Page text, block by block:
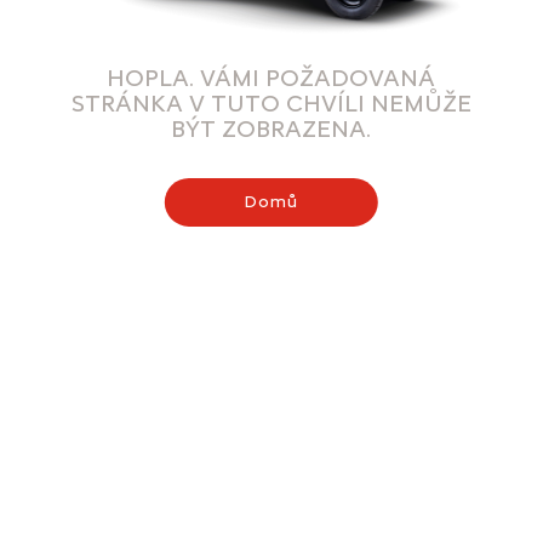
HOPLA. VÁMI POŽADOVANÁ
STRÁNKA V TUTO CHVÍLI NEMŮŽE
BÝT ZOBRAZENA.
Domů